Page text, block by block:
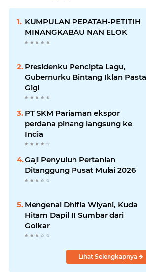
KUMPULAN PEPATAH-PETITIH
MINANGKABAU NAN ELOK
Presidenku Pencipta Lagu,
Gubernurku Bintang Iklan Pasta
Gigi
PT SKM Pariaman ekspor
perdana pinang langsung ke
India
Gaji Penyuluh Pertanian
Ditanggung Pusat Mulai 2026
Mengenal Dhifla Wiyani, Kuda
Hitam Dapil II Sumbar dari
Golkar
Lihat Selengkapnya